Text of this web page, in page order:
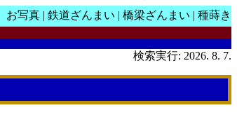
お写真 | 鉄道ざんまい | 橋梁ざんまい | 種蒔き
検索実行: 2026. 8. 7.